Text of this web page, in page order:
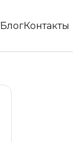
БлогКонтакты